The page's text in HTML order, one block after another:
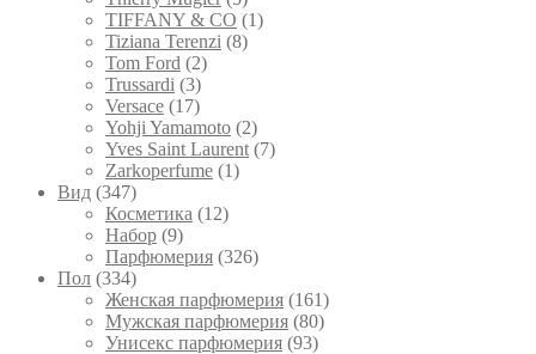
TIFFANY & CO (1)
Tiziana Terenzi (8)
Tom Ford (2)
Trussardi (3)
Versace (17)
Yohji Yamamoto (2)
Yves Saint Laurent (7)
Zarkoperfume (1)
Вид (347)
Косметика (12)
Набор (9)
Парфюмерия (326)
Пол (334)
Женская парфюмерия (161)
Мужская парфюмерия (80)
Унисекс парфюмерия (93)